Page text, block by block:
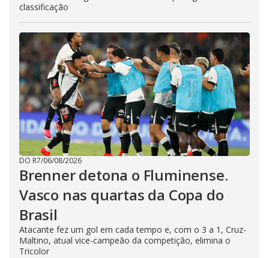
classificação
DO R7/06/08/2026
Brenner detona o Fluminense.
Vasco nas quartas da Copa do
Brasil
Atacante fez um gol em cada tempo e, com o 3 a 1, Cruz-
Maltino, atual vice-campeão da competição, elimina o
Tricolor